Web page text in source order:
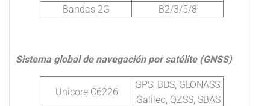
Bandas 2G
B2/3/5/8
Sistema global de navegación por satélite (GNSS)
Unicore C6226
GPS, BDS, GLONASS,
Galileo, QZSS, SBAS